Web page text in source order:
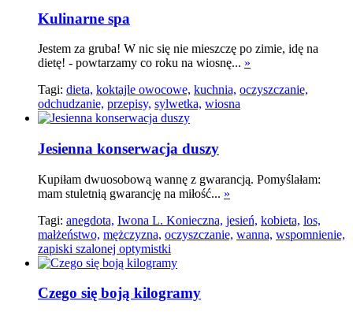
Kulinarne spa
Jestem za gruba! W nic się nie mieszczę po zimie, idę na
dietę! - powtarzamy co roku na wiosnę... »
Tagi: dieta, koktajle owocowe, kuchnia, oczyszczanie,
odchudzanie, przepisy, sylwetka, wiosna
Jesienna konserwacja duszy
Kupiłam dwuosobową wannę z gwarancją. Pomyślałam:
mam stuletnią gwarancję na miłość... »
Tagi: anegdota, Iwona L. Konieczna, jesień, kobieta, los,
małżeństwo, mężczyzna, oczyszczanie, wanna, wspomnienie,
zapiski szalonej optymistki
Czego się boją kilogramy